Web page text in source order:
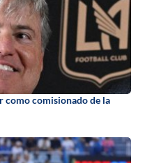
como comisionado de la